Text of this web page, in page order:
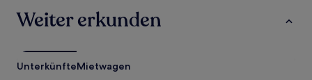
ändern.
Es
zusätzliche
Bedingungen
gelten.
Weiter erkunden
UnterkünfteMietwagen